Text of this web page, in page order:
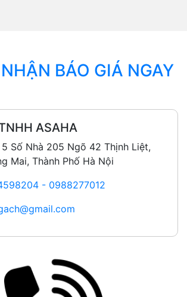
BÁO GIÁ NGAY
ASAHA
5 Số Nhà 205 Ngõ 42 Thịnh Liệt,
Mai, Thành Phố Hà Nội
- 0988277012